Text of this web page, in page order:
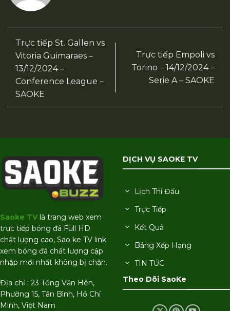
Trực tiếp St. Gallen vs
Vitoria Guimaraes –
13/12/2024 –
Conference League –
SAOKE
Trực tiếp Empoli vs
Torino – 14/12/2024 –
Serie A – SAOKE
Saoke TVlà trang web xem
trực tiếp bóng đá Full HD
chất lượng cao, Sao ke TV link
xem bóng đá chất lượng cập
nhập mới nhất không bị chặn.
Địa chỉ : 23 Tống Văn Hên,
Phường 15, Tân Bình, Hồ Chí
Minh, Việt Nam
DỊCH VỤ SAOKE TV
Lịch Thi Đấu
Trực Tiếp
Kết Quả
Bảng Xếp Hạng
TIN TỨC
Theo Dõi SaoKe